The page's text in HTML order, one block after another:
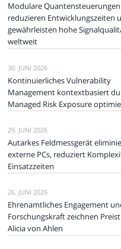
Modulare Quantensteuerungen
reduzieren Entwicklungszeiten
gewährleisten hohe
weltweit
30. JUNI 2026
Kontinuierliches Vulnerability
Management kontextbasiert
Managed Risk Exposure
29. JUNI 2026
Autarkes Feldmessgerät
externe PCs, reduziert
Einsatzzeiten
26. JUNI 2026
Ehrenamtliches Engagement
Forschungskraft zeichnen
Alicia von Ahlen